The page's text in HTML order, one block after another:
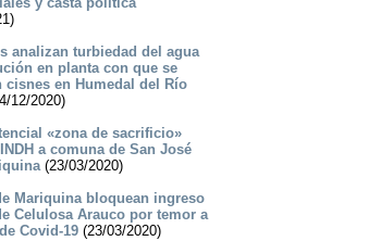
analizan turbiedad del agua
en planta con que se
cisnes en Humedal del Río
12/2020)
«zona de sacrificio»
a comuna de San José
(23/03/2020)
Mariquina bloquean ingreso
Celulosa Arauco por temor a
Covid-19(23/03/2020)